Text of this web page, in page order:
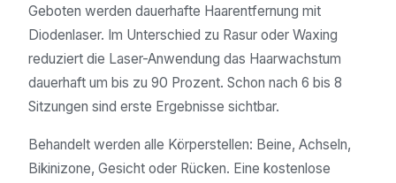
Geboten werden dauerhafte Haarentfernung mit
Diodenlaser. Im Unterschied zu Rasur oder Waxing
reduziert die Laser-Anwendung das Haarwachstum
dauerhaft um bis zu 90 Prozent. Schon nach 6 bis 8
Sitzungen sind erste Ergebnisse sichtbar.
Behandelt werden alle Körperstellen: Beine, Achseln,
Bikinizone, Gesicht oder Rücken. Eine kostenlose